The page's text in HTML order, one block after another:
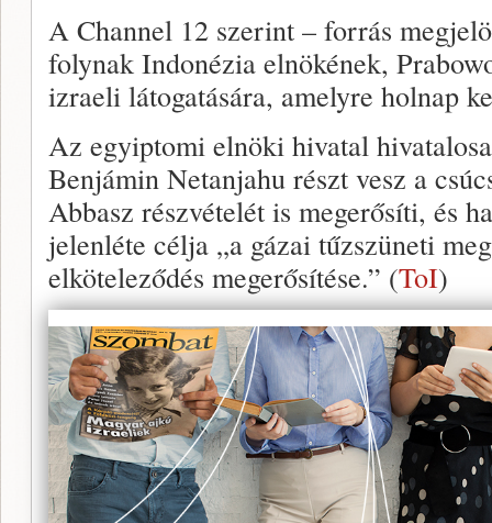
A Channel 12 szerint – forrás
folynak Indonézia elnökének,
izraeli látogatására, amelyre holnap
Az egyiptomi elnöki hivatal
Benjámin Netanjahu részt vesz a
Abbasz részvételét is megerősíti, és
jelenléte célja „a gázai tűzszüneti
elköteleződés megerősítése.” (ToI)